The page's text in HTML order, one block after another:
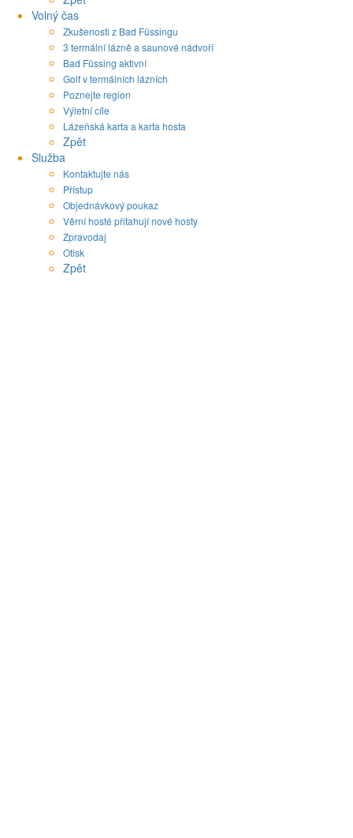
Volný čas
Zkušenosti z Bad Füssingu
3 termální lázně a saunové nádvoří
Bad Füssing aktivní
Golf v termálních lázních
Poznejte region
Výletní cíle
Lázeňská karta a karta hosta
Zpět
Služba
Kontaktujte nás
Přístup
Objednávkový poukaz
Věrní hosté přitahují nové hosty
Zpravodaj
Otisk
Zpět